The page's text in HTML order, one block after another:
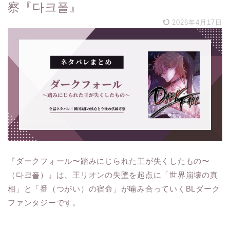
察『다크폴』
2026年4月17日
『ダークフォール〜踏みにじられた王が失くしたもの〜
（다크폴）』は、王リオンの失墜を起点に「世界崩壊の真
相」と「番（つがい）の宿命」が噛み合っていくBLダーク
ファンタジーです。